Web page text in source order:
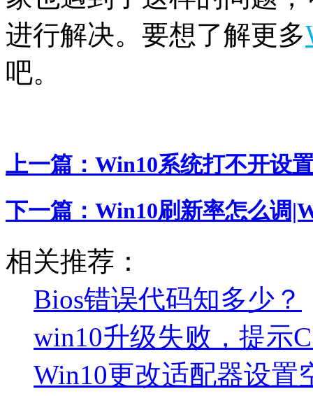
进行解决。要想了解更多
吧。
上一篇： Win10系统打不开设
下一篇： Win10刷新率怎么调
相关推荐：
Bios错误代码知多少？
win10升级失败，提示
Win10更改适配器设置